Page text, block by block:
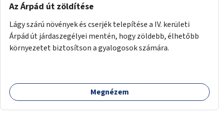
Az Árpád út zöldítése
Lágy szárú növények és cserjék telepítése a IV. kerületi
Árpád út járdaszegélyei mentén, hogy zöldebb, élhetőbb
környezetet biztosítson a gyalogosok számára.
Megnézem